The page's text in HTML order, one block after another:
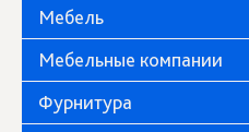
Мебель
Мебельные компании
Фурнитура